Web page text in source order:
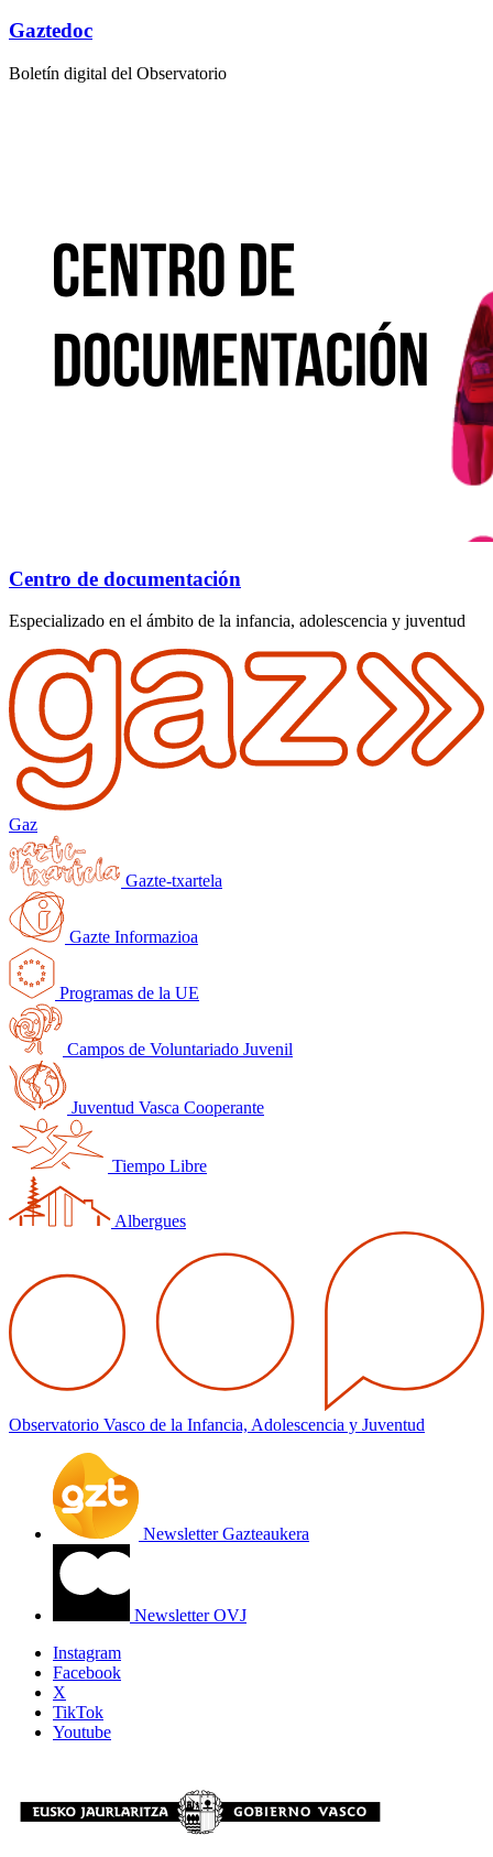
Gaztedoc
Boletín digital del Observatorio
Centro de documentación
Especializado en el ámbito de la infancia, adolescencia y juventud
Gaz
Gazte-txartela
Gazte Informazioa
Programas de la UE
Campos de Voluntariado Juvenil
Juventud Vasca Cooperante
Tiempo Libre
Albergues
Observatorio Vasco de la Infancia, Adolescencia y Juventud
Newsletter Gazteaukera
Newsletter OVJ
Instagram
Facebook
X
TikTok
Youtube